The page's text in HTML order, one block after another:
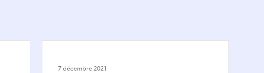
7 décembre 2021